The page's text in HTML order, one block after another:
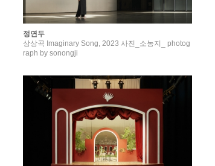
정연두
상상곡 Imaginary Song, 2023 사진_소농지_ photog
raph by sonongji